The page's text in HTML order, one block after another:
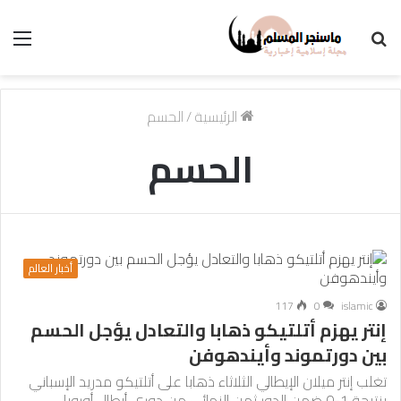
الرئيسية/الحسم
الحسم
أخبار العالم
islamic
0
117
إنتر يهزم أتلتيكو ذهابا والتعادل يؤجل الحسم
بين دورتموند وأيندهوفن
تغلب إنتر ميلان الإيطالي الثلاثاء ذهابا على أتلتيكو مدريد الإسباني